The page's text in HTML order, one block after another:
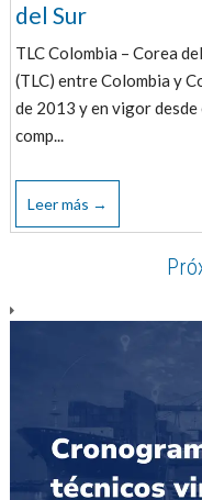
del Sur
TLC Colombia – Corea
(TLC) entre Colombia y
de 2013 y en vigor
comp...
Leer más →